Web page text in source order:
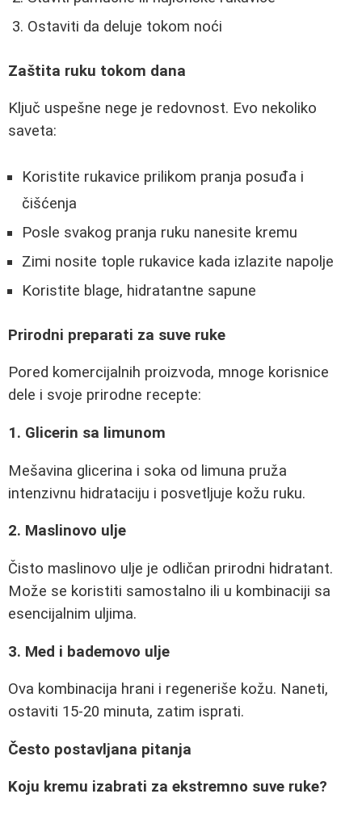
Ostaviti da deluje tokom noći
Zaštita ruku tokom dana
Ključ uspešne nege je redovnost. Evo nekoliko
saveta:
Koristite rukavice prilikom pranja posuđa i
čišćenja
Posle svakog pranja ruku nanesite kremu
Zimi nosite tople rukavice kada izlazite napolje
Koristite blage, hidratantne sapune
Prirodni preparati za suve ruke
Pored komercijalnih proizvoda, mnoge korisnice
dele i svoje prirodne recepte:
1. Glicerin sa limunom
Mešavina glicerina i soka od limuna pruža
intenzivnu hidrataciju i posvetljuje kožu ruku.
2. Maslinovo ulje
Čisto maslinovo ulje je odličan prirodni hidratant.
Može se koristiti samostalno ili u kombinaciji sa
esencijalnim uljima.
3. Med i bademovo ulje
Ova kombinacija hrani i regeneriše kožu. Naneti,
ostaviti 15-20 minuta, zatim isprati.
Često postavljana pitanja
Koju kremu izabrati za ekstremno suve ruke?